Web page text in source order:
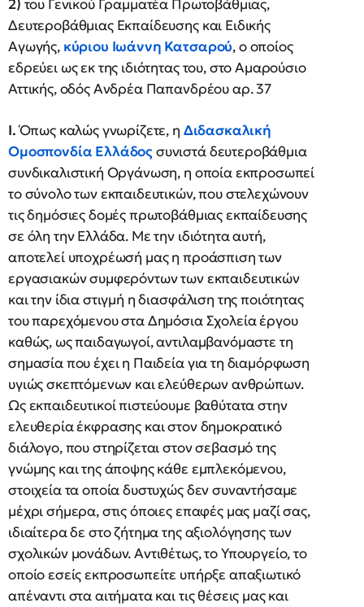
2) του Γενικού Γραμματέα Πρωτοβάθμιας,
Δευτεροβάθμιας Εκπαίδευσης και Ειδικής
Αγωγής, κύριου Ιωάννη Κατσαρού, ο οποίος
εδρεύει ως εκ της ιδιότητας του, στο Αμαρούσιο
Αττικής, οδός Ανδρέα Παπανδρέου αρ. 37
Ι.Όπως καλώς γνωρίζετε, η Διδασκαλική
Ομοσπονδία Ελλάδοςσυνιστά δευτεροβάθμια
συνδικαλιστική Οργάνωση, η οποία εκπροσωπεί
το σύνολο των εκπαιδευτικών, που στελεχώνουν
τις δημόσιες δομές πρωτοβάθμιας εκπαίδευσης
σε όλη την Ελλάδα. Με την ιδιότητα αυτή,
αποτελεί υποχρέωσή μας η προάσπιση των
εργασιακών συμφερόντων των εκπαιδευτικών
και την ίδια στιγμή η διασφάλιση της ποιότητας
του παρεχόμενου στα Δημόσια Σχολεία έργου
καθώς, ως παιδαγωγοί, αντιλαμβανόμαστε τη
σημασία που έχει η Παιδεία για τη διαμόρφωση
υγιώς σκεπτόμενων και ελεύθερων ανθρώπων.
Ως εκπαιδευτικοί πιστεύουμε βαθύτατα στην
ελευθερία έκφρασης και στον δημοκρατικό
διάλογο, που στηρίζεται στον σεβασμό της
γνώμης και της άποψης κάθε εμπλεκόμενου,
στοιχεία τα οποία δυστυχώς δεν συναντήσαμε
μέχρι σήμερα, στις όποιες επαφές μας μαζί σας,
ιδιαίτερα δε στο ζήτημα της αξιολόγησης των
σχολικών μονάδων. Αντιθέτως, το Υπουργείο, το
οποίο εσείς εκπροσωπείτε υπήρξε απαξιωτικό
απέναντι στα αιτήματα και τις θέσεις μας και